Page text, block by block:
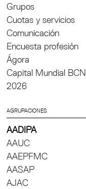
Grupos
Cuotas y servicios
Comunicación
Encuesta profesión
Ágora
Capital Mundial BCN
2026
AGRUPACIONES
AADIPA
AAUC
AAEPFMC
AASAP
AJAC